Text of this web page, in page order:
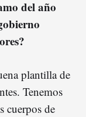
del año
plantilla de
Tenemos
cuerpos de